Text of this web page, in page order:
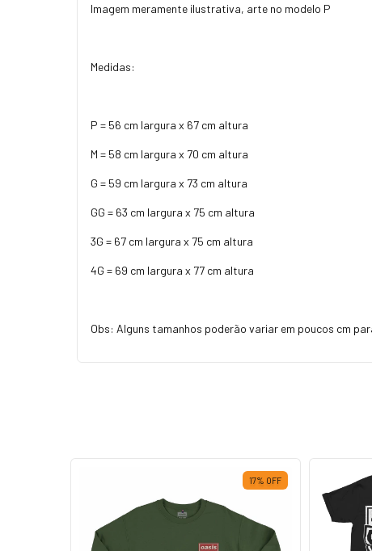
Imagem meramente ilustrativa, arte no modelo P
Medidas:
P = 56 cm largura x 67 cm altura
M = 58 cm largura x 70 cm altura
G = 59 cm largura x 73 cm altura
GG = 63 cm largura x 75 cm altura
3G = 67 cm largura x 75 cm altura
4G = 69 cm largura x 77 cm altura
Obs: Alguns tamanhos poderão variar em poucos cm
17% OFF